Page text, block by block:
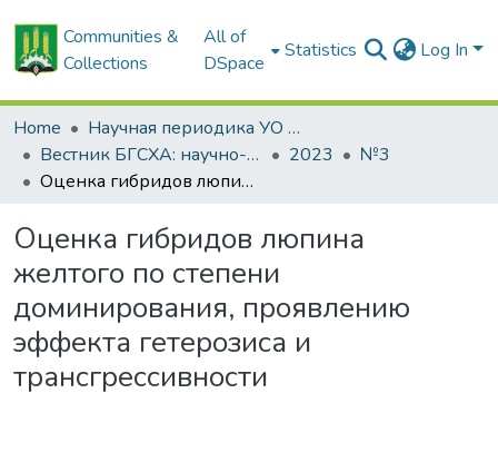
Communities &
Collections
All of
DSpace
Statistics Log In
Home
Научная периодика УО БГСХА
Вестник БГСХА: научно-методический журнал Белорусской государственной сельскохозяйственной академии
2023
№3
Оценка гибридов люпина желтого по степени доминирования, проявлению эффекта гетерозиса и трансгрессивности
Оценка гибридов люпина
желтого по степени
доминирования, проявлению
эффекта гетерозиса и
трансгрессивности